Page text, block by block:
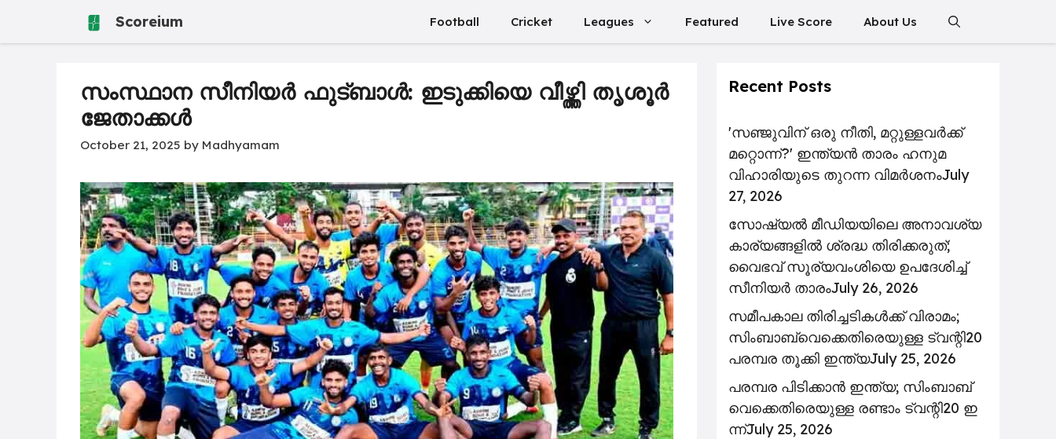
Scoreium Football Cricket Leagues Featured Live Score About Us
സംസ്ഥാന സീനിയര്‍ ഫുട്‌ബാള്‍: ഇടുക്കിയെ വീഴ്ത്തി തൃശൂര്‍
ജേതാക്കള്‍
October 21, 2025 by Madhyamam
Recent Posts
'സഞ്ജുവിന് ഒരു നീതി, മറ്റുള്ളവർക്ക്
മറ്റൊന്ന്?' ഇന്ത്യൻ താരം ഹനുമ
വിഹാരിയുടെ തുറന്ന വിമർശനംJuly
27, 2026
സോഷ്യൽ മീഡിയയിലെ അനാവശ്യ
കാര്യങ്ങളിൽ ശ്രദ്ധ തിരിക്കരുത്;
വൈഭവ് സൂര്യവംശിയെ ഉപദേശിച്ച്
സീനിയർ താരംJuly 26, 2026
സമീപകാല തിരിച്ചടികൾക്ക് വിരാമം;
സിംബാബ്‌വെക്കെതിരെയുള്ള ട്വന്റി20
പരമ്പര തൂക്കി ഇന്ത്യJuly 25, 2026
പ​ര​മ്പ​ര പി​ടി​ക്കാ​ൻ ഇ​ന്ത്യ; സിം​ബാ​ബ്​
‍വെക്കെതിരെയുള്ള ര​ണ്ടാം ട്വ​ന്റി20 ഇ​
ന്ന്July 25, 2026